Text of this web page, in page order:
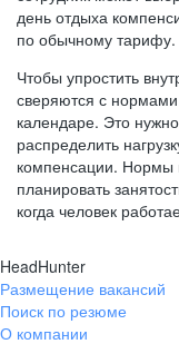
день отдыха
по обычному тарифу.
Чтобы упростить
сверяются с
календаре. Это
распределить
компенсации. Нормы
планировать
когда человек
HeadHunter
Размещение вакансий
Поиск по резюме
О компании